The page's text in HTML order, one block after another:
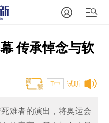
传承悼念与软
试听
T中
难者的演出，将奥运会